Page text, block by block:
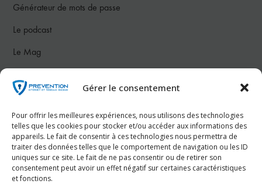
Gérer le consentement
Pour offrir les meilleures expériences, nous utilisons des technologies
telles que les cookies pour stocker et/ou accéder aux informations des
appareils. Le fait de consentir à ces technologies nous permettra de
traiter des données telles que le comportement de navigation ou les ID
uniques sur ce site. Le fait de ne pas consentir ou de retirer son
consentement peut avoir un effet négatif sur certaines caractéristiques
et fonctions.
Générateur de mots de passe
Le podcast
Le Mag
Nous contacter
Téléphone :07 78 26 50 83
Email :contact@prevention-internet.fr